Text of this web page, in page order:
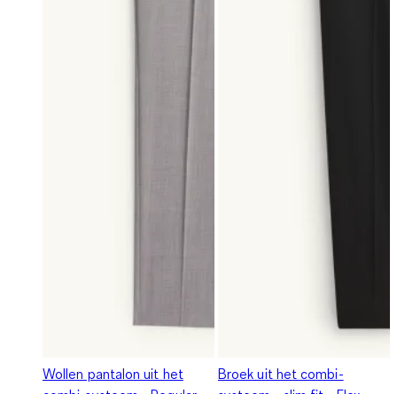
Wollen pantalon uit het
Broek uit het combi-